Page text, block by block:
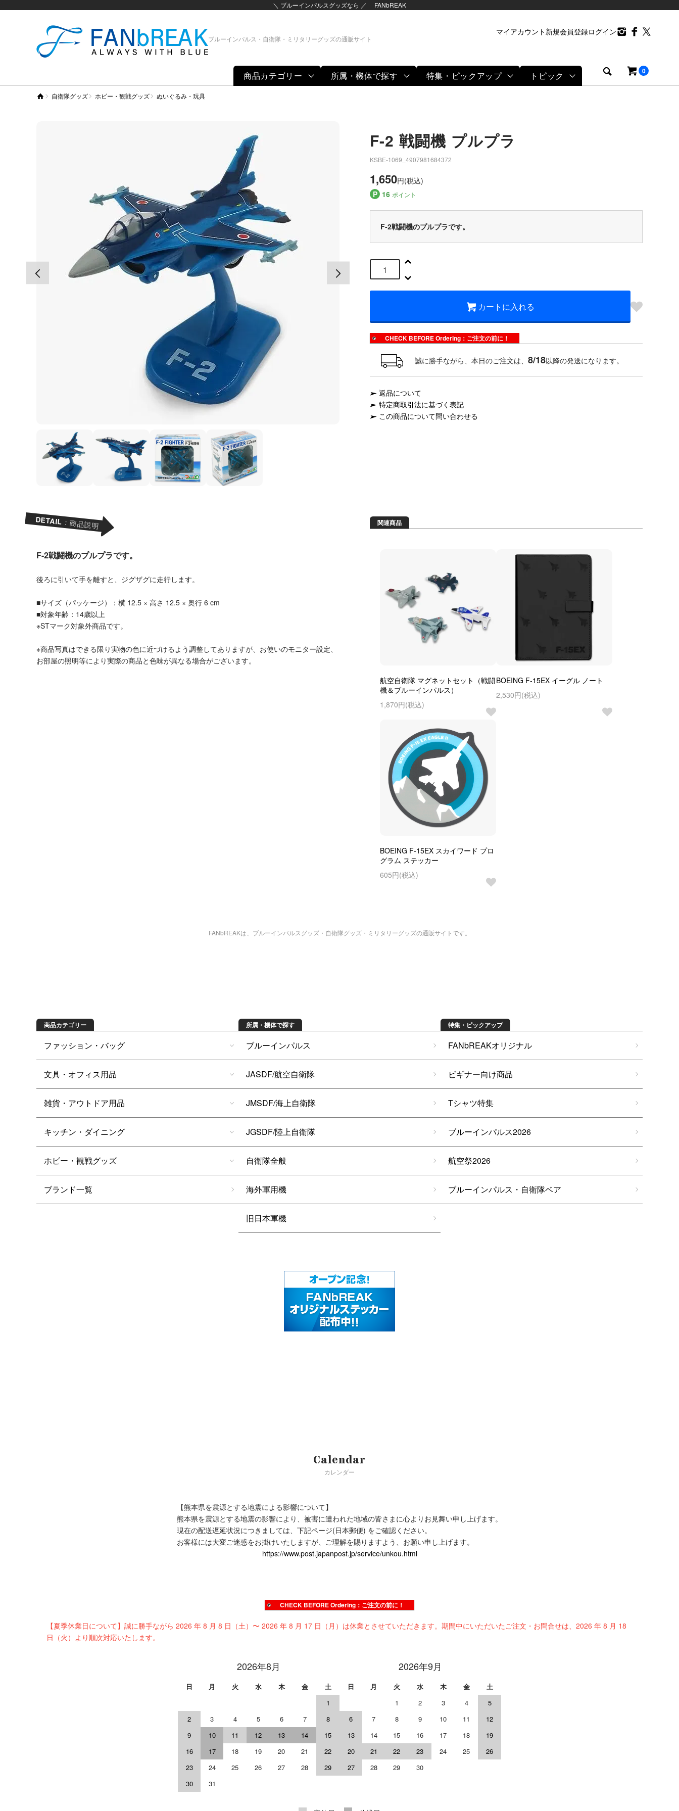
＼ ブルーインパルスグッズなら ／ FANbREAK
ブルーインパルス・自衛隊・ミリタリーグッズの通販サイト
0
商品カテゴリー 所属・機体で探す 特集・ピックアップ トピック
マイアカウント 新規会員登録ログイン
自衛隊グッズ ホビー・観戦グッズ ぬいぐるみ・玩具
F-2 戦闘機 プルプラ
KSBE-1069_4907981684372
1,650円(税込)
P 16 ポイント
F-2戦闘機のプルプラです。
カートに入れる
CHECK BEFORE Ordering：ご注文の前に！
誠に勝手ながら、本日のご注文は、 8/18以降の発送になります。
返品について
特定商取引法に基づく表記
この商品について問い合わせる
DETAIL：商品説明
F-2戦闘機のプルプラです。
後ろに引いて手を離すと、ジグザグに走行します。
■サイズ（パッケージ）：横 12.5 × 高さ 12.5 × 奥行 6 cm
■対象年齢：14歳以上
※STマーク対象外商品です。
※商品写真はできる限り実物の色に近づけるよう調整してありますが、お使いのモニター設定、
お部屋の照明等により実際の商品と色味が異なる場合がございます。
関連商品
航空自衛隊 マグネットセット（戦闘
機＆ブルーインパルス）
1,870円(税込)
BOEING F-15EX イーグル ノート
2,530円(税込)
BOEING F-15EX スカイワード プロ
グラム ステッカー
605円(税込)
FANbREAKは、ブルーインパルスグッズ・自衛隊グッズ・ミリタリーグッズの通販サイトです。
商品を探す
商品カテゴリー
ファッション・バッグ
文具・オフィス用品
雑貨・アウトドア用品
キッチン・ダイニング
ホビー・観戦グッズ
ブランド一覧
所属・機体で探す
ブルーインパルス
JASDF/航空自衛隊
JMSDF/海上自衛隊
JGSDF/陸上自衛隊
自衛隊全般
海外軍用機
旧日本軍機
特集・ピックアップ
FANbREAKオリジナル
ビギナー向け商品
Tシャツ特集
ブルーインパルス2026
航空祭2026
ブルーインパルス・自衛隊ベア
Calendar
カレンダー
【熊本県を震源とする地震による影響について】
熊本県を震源とする地震の影響により、被害に遭われた地域の皆さまに心よりお見舞い申し上げます。
現在の配送遅延状況につきましては、下記ページ(日本郵便) をご確認ください。
お客様には大変ご迷惑をお掛けいたしますが、ご理解を賜りますよう、お願い申し上げます。
https://www.post.japanpost.jp/service/unkou.html
CHECK BEFORE Ordering：ご注文の前に！
【夏季休業日について】誠に勝手ながら 2026 年 8 月 8 日（土）〜 2026 年 8 月 17 日（月）は休業とさせていただきます。期間中にいただいたご注文・お問合せは、2026 年 8 月 18
日（火）より順次対応いたします。
2026年8月
日 月 火 水 木 金
土
1
2
3 4 5 6 7
8
9
10 11 12 13 14
15
16
17 18 19 20 21
22
23
24 25 26 27 28
29
30
31
2026年9月
日 月 火 水 木 金
土
1
2 3 4
5
6
7 8 9 10 11
12
13
14 15 16 17 18
19
20
21 22 23 24 25
26
27
28 29 30